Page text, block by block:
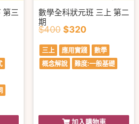
第三
數學全科狀元班 三上 第二
期
$400 $320
三上 應用實踐
數學
概念解說
難度:一般基礎
加入購物車